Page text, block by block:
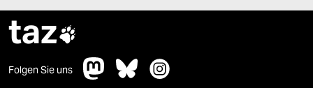
taz
Folgen Sie uns